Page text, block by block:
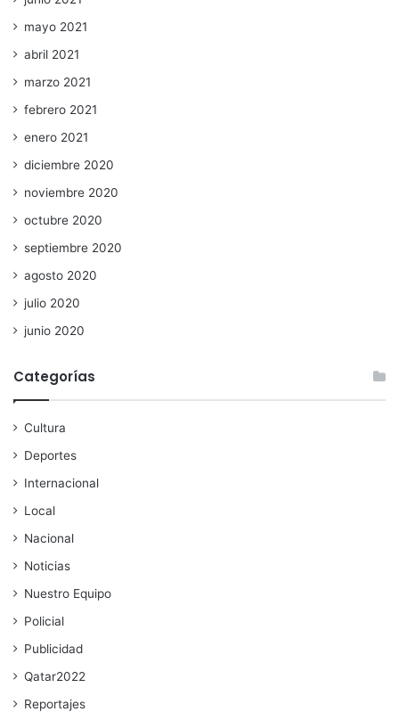
mayo 2021
abril 2021
marzo 2021
febrero 2021
enero 2021
diciembre 2020
noviembre 2020
octubre 2020
septiembre 2020
agosto 2020
julio 2020
junio 2020
Categorías
Cultura
Deportes
Internacional
Local
Nacional
Noticias
Nuestro Equipo
Policial
Publicidad
Qatar2022
Reportajes